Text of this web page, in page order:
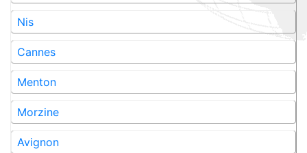
Nis
Cannes
Menton
Morzine
Avignon